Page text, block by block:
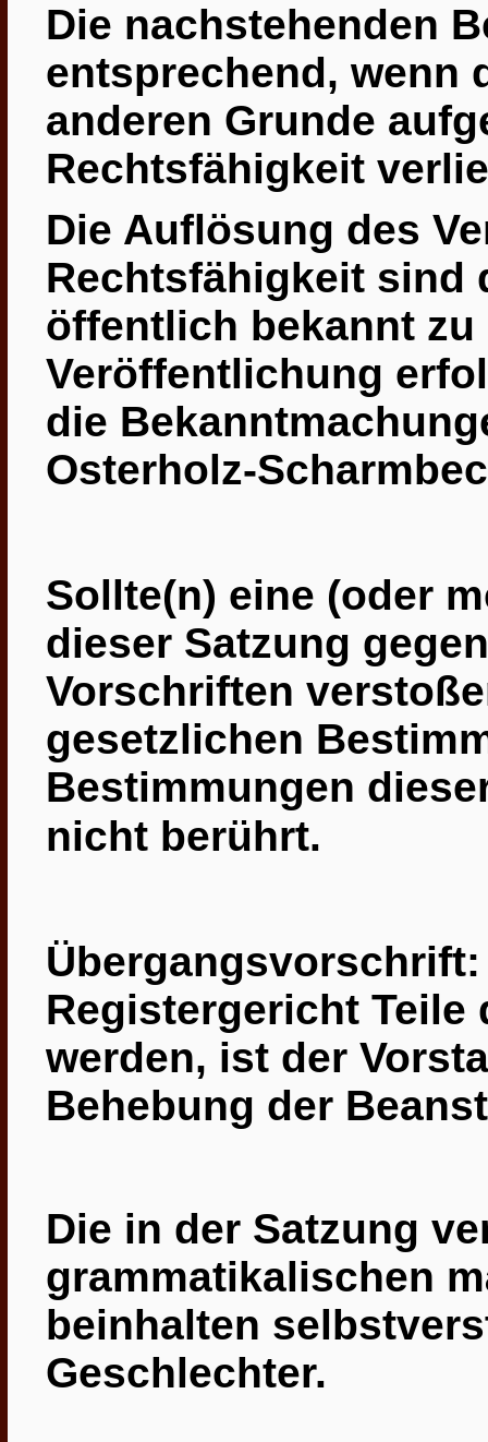
Die nachstehenden
entsprechend, wenn
anderen Grunde
Rechtsfähigkeit
Die Auflösung des
Rechtsfähigkeit sind
öffentlich bekannt zu
Veröffentlichung
die
Osterholz-
Sollte(n) eine (oder
dieser Satzung
Vorschriften
gesetzlichen
Bestimmungen
nicht berührt.
Registergericht Teile
werden, ist der
Behebung der
Die in der Satzung
grammatikalischen
beinhalten
Geschlechter.